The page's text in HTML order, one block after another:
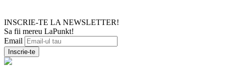
INSCRIE-TE LA NEWSLETTER!
Sa fii mereu LaPunkt!
Email